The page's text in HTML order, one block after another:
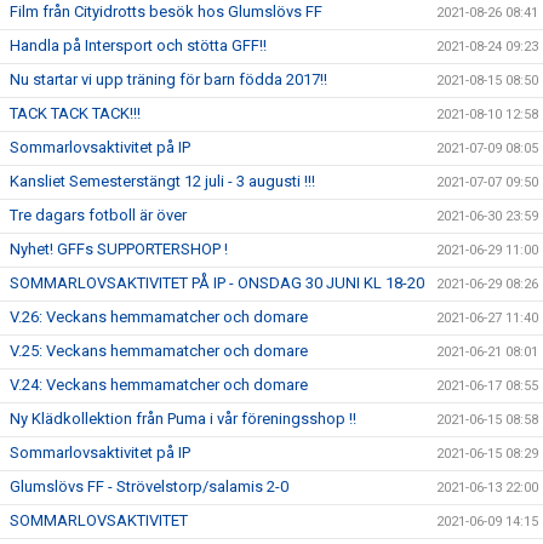
Film från Cityidrotts besök hos Glumslövs FF 2021-08-26 08:41
Handla på Intersport och stötta GFF!! 2021-08-24 09:23
Nu startar vi upp träning för barn födda 2017!! 2021-08-15 08:50
TACK TACK TACK!!! 2021-08-10 12:58
Sommarlovsaktivitet på IP 2021-07-09 08:05
Kansliet Semesterstängt 12 juli - 3 augusti !!! 2021-07-07 09:50
Tre dagars fotboll är över 2021-06-30 23:59
Nyhet! GFFs SUPPORTERSHOP ! 2021-06-29 11:00
SOMMARLOVSAKTIVITET PÅ IP - ONSDAG 30 JUNI KL 18-20 2021-06-29 08:26
V.26: Veckans hemmamatcher och domare 2021-06-27 11:40
V.25: Veckans hemmamatcher och domare 2021-06-21 08:01
V.24: Veckans hemmamatcher och domare 2021-06-17 08:55
Ny Klädkollektion från Puma i vår föreningsshop !! 2021-06-15 08:58
Sommarlovsaktivitet på IP 2021-06-15 08:29
Glumslövs FF - Strövelstorp/salamis 2-0 2021-06-13 22:00
SOMMARLOVSAKTIVITET 2021-06-09 14:15